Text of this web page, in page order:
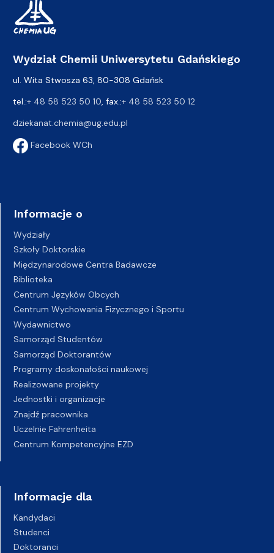
Wydział Chemii Uniwersytetu Gdańskiego
ul. Wita Stwosza 63, 80-308 Gdańsk
tel.:+ 48 58 523 50 10 , fax.:+ 48 58 523 50 12
dziekanat.chemia@ug.edu.pl
Facebook WCh
Informacje o
Wydziały
Szkoły Doktorskie
Międzynarodowe Centra Badawcze
Biblioteka
Centrum Języków Obcych
Centrum Wychowania Fizycznego i Sportu
Wydawnictwo
Samorząd Studentów
Samorząd Doktorantów
Programy doskonałości naukowej
Realizowane projekty
Jednostki i organizacje
Znajdź pracownika
Uczelnie Fahrenheita
Centrum Kompetencyjne EZD
Informacje dla
Kandydaci
Studenci
Doktoranci